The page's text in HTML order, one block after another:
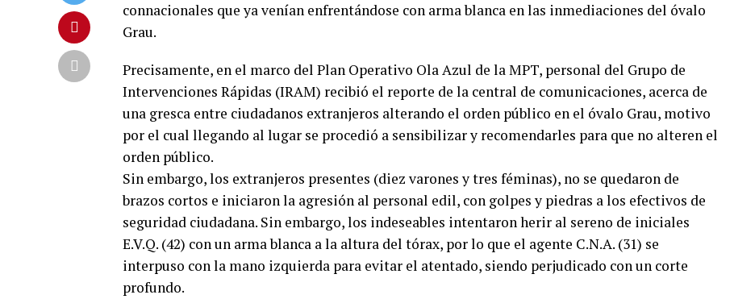
connacionales que ya venían enfrentándose con arma blanca en las inmediaciones del óvalo
Grau.
Precisamente, en el marco del Plan Operativo Ola Azul de la MPT, personal del Grupo de
Intervenciones Rápidas (IRAM) recibió el reporte de la central de comunicaciones, acerca de
una gresca entre ciudadanos extranjeros alterando el orden público en el óvalo Grau, motivo
por el cual llegando al lugar se procedió a sensibilizar y recomendarles para que no alteren el
orden público.
Sin embargo, los extranjeros presentes (diez varones y tres féminas), no se quedaron de
brazos cortos e iniciaron la agresión al personal edil, con golpes y piedras a los efectivos de
seguridad ciudadana. Sin embargo, los indeseables intentaron herir al sereno de iniciales
E.V.Q. (42) con un arma blanca a la altura del tórax, por lo que el agente C.N.A. (31) se
interpuso con la mano izquierda para evitar el atentado, siendo perjudicado con un corte
profundo.